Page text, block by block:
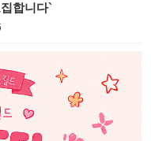
합니다`